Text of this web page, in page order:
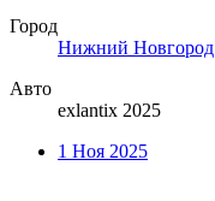
Город
Нижний Новгород
Авто
exlantix 2025
1 Ноя 2025